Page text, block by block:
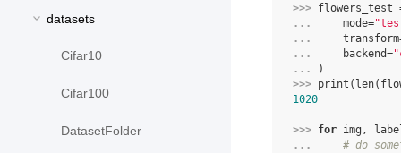
datasets
Cifar10
Cifar100
DatasetFolder
>>> flowers_test
...
mode=
...
transform
...
backend=
...
)
>>> print ( len(
1020
>>> for img ,
...
# do